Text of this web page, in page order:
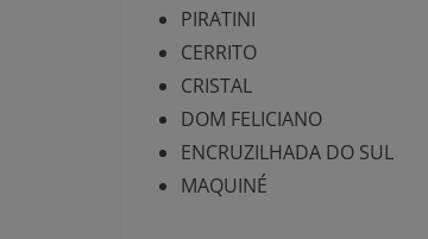
PIRATINI
CERRITO
CRISTAL
DOM FELICIANO
ENCRUZILHADA DO SUL
MAQUINÉ